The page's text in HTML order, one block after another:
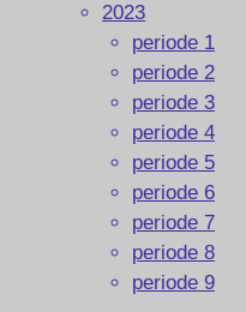
2023
periode 1
periode 2
periode 3
periode 4
periode 5
periode 6
periode 7
periode 8
periode 9